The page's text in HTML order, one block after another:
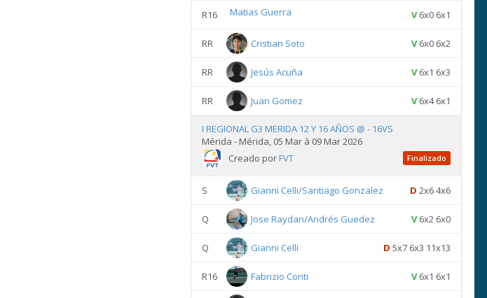
R16 Matias Guerra V6x0 6x1
RR Cristian Soto V6x0 6x2
RR Jesús Acuña V6x1 6x3
RR Juan Gomez V6x4 6x1
I REGIONAL G3 MERIDA 12 Y 16 AÑOS @ - 16VS
Mérida - Mérida, 05 Mar à 09 Mar 2026
Creado porFVT Finalizado
S Gianni Celli/Santiago Gonzalez D 2x6 4x6
Q Jose Raydan/Andrés Guedez V6x2 6x0
Q Gianni Celli D 5x7 6x3 11x13
R16 Fabrizio Conti V6x1 6x1